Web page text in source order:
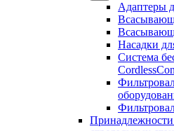
Адаптеры
Насадки
Система